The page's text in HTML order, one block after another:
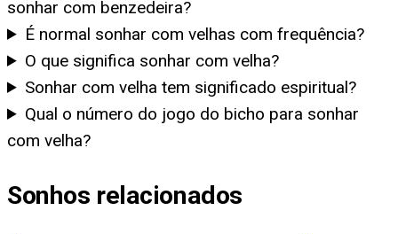
sonhar com benzedeira?
É normal sonhar com velhas com frequência?
O que significa sonhar com velha?
Sonhar com velha tem significado espiritual?
Qual o número do jogo do bicho para sonhar
com velha?
Sonhos relacionados